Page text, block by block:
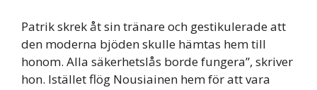
Patrik skrek åt sin tränare och gestikulerade att
den moderna bjöden skulle hämtas hem till
honom. Alla säkerhetslås borde fungera”, skriver
hon. Istället flög Nousiainen hem för att vara